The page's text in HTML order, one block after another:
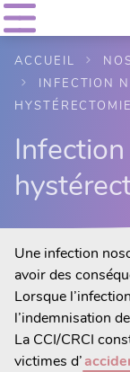
ACCUEIL
INFECTION
HYSTÉRECTOMIE
Une infection
avoir des
Lorsque
l’indemnisation
La CCI/CRCI
victimes d’